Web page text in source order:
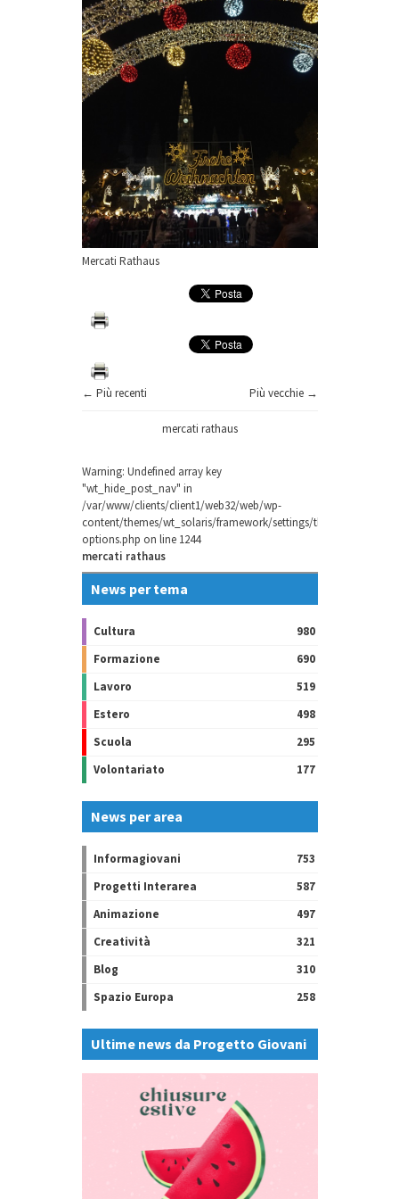
Mercati Rathaus
← Più recenti Più vecchie →
mercati rathaus
Warning: Undefined array key
"wt_hide_post_nav" in
/var/www/clients/client1/web32/web/wp-
content/themes/wt_solaris/framework/settings/theme-
options.php on line 1244
mercati rathaus
News per tema
Cultura
980
Formazione
690
Lavoro
519
Estero
498
Scuola
295
Volontariato
177
News per area
Informagiovani
753
Progetti Interarea
587
Animazione
497
Creatività
321
Blog
310
Spazio Europa
258
Ultime news da Progetto Giovani